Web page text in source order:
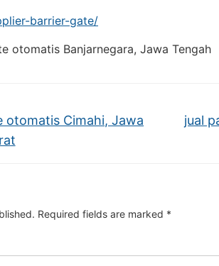
barrier-gate/
otomatis Banjarnegara, Jawa Tengah
otomatis Cimahi, Jawa
jual
Required fields are marked *